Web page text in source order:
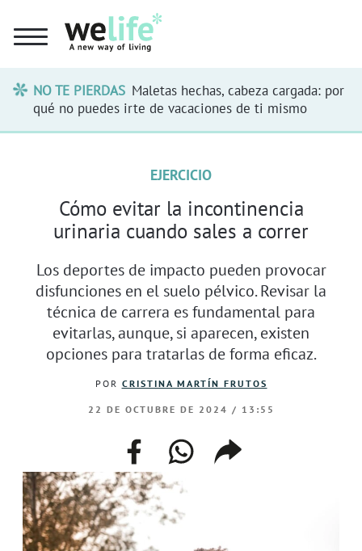
NO TE PIERDAS Maletas hechas, cabeza cargada: por
qué no puedes irte de vacaciones de ti mismo
EJERCICIO
Cómo evitar la incontinencia
urinaria cuando sales a correr
Los deportes de impacto pueden provocar
disfunciones en el suelo pélvico. Revisar la
técnica de carrera es fundamental para
evitarlas, aunque, si aparecen, existen
opciones para tratarlas de forma eficaz.
POR CRISTINA MARTÍN FRUTOS
22 DE OCTUBRE DE 2024 / 13:55
facebookwhatsappcompartir
enlace